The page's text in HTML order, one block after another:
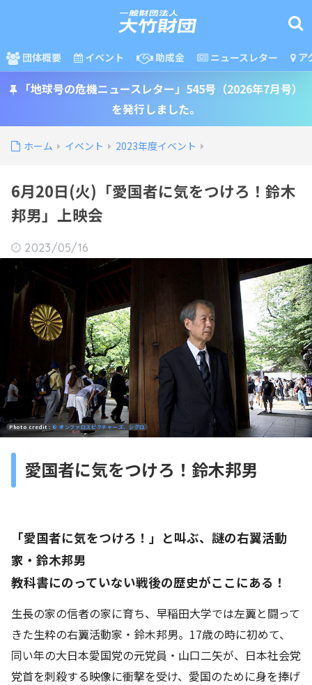
団体概要 イベント 助成金 ニュースレター ア
「地球号の危機ニュースレター」545号（2026年7月号）
を発行しました。
ホーム イベント 2023年度イベント
6月20日(火)「愛国者に気をつけろ！鈴木
邦男」上映会
2023/05/16
Photo credit : © オンファロスピクチャーズ、シグロ
愛国者に気をつけろ！鈴木邦男
「愛国者に気をつけろ！」と叫ぶ、謎の右翼活動
家・鈴木邦男
教科書にのっていない戦後の歴史がここにある！
生長の家の信者の家に育ち、早稲田大学では左翼と闘って
きた生粋の右翼活動家・鈴木邦男。17歳の時に初めて、
同い年の大日本愛国党の元党員・山口二矢が、日本社会党
党首を刺殺する映像に衝撃を受け、愛国のために身を捧げ